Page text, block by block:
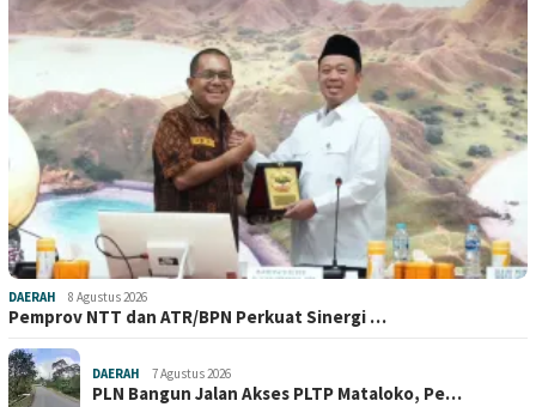
DAERAH 8 Agustus 2026
Pemprov NTT dan ATR/BPN Perkuat Sinergi …
DAERAH 7 Agustus 2026
PLN Bangun Jalan Akses PLTP Mataloko, Pe…